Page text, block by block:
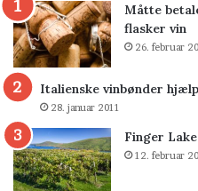
Måtte
flasker vin
26. februar
Italienske vinbønder
28. januar 2011
Finger
12. februar